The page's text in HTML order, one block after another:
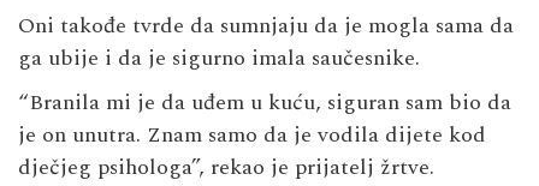
Oni takođe tvrde da sumnjaju da je mogla sama da
ga ubije i da je sigurno imala saučesnike.
“Branila mi je da uđem u kuću, siguran sam bio da
je on unutra. Znam samo da je vodila dijete kod
dječjeg psihologa”, rekao je prijatelj žrtve.